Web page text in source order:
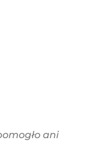
ani